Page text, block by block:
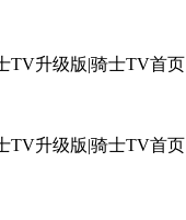
TV升级版|骑士TV首页
TV升级版|骑士TV首页